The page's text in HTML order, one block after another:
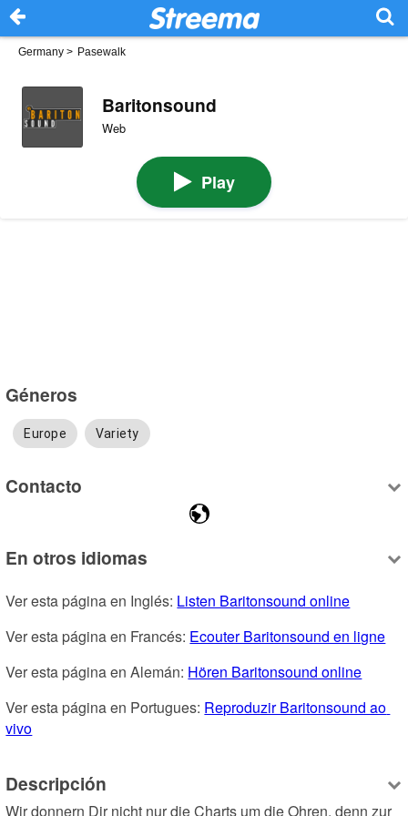
Germany > Pasewalk
Baritonsound
Web
Play
Géneros
Europe Variety
Contacto
En otros idiomas
Ver esta página en Inglés: Listen Baritonsound online
Ver esta página en Francés: Ecouter Baritonsound en ligne
Ver esta página en Alemán: Hören Baritonsound online
Ver esta página en Portugues: Reproduzir Baritonsound ao
vivo
Descripción
Wir donnern Dir nicht nur die Charts um die Ohren, denn zur